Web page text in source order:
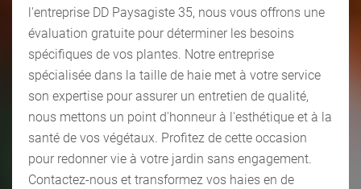
l'entreprise DD Paysagiste 35, nous vous offrons une
évaluation gratuite pour déterminer les besoins
spécifiques de vos plantes. Notre entreprise
spécialisée dans la taille de haie met à votre service
son expertise pour assurer un entretien de qualité,
nous mettons un point d'honneur à l'esthétique et à la
santé de vos végétaux. Profitez de cette occasion
pour redonner vie à votre jardin sans engagement.
Contactez-nous et transformez vos haies en de